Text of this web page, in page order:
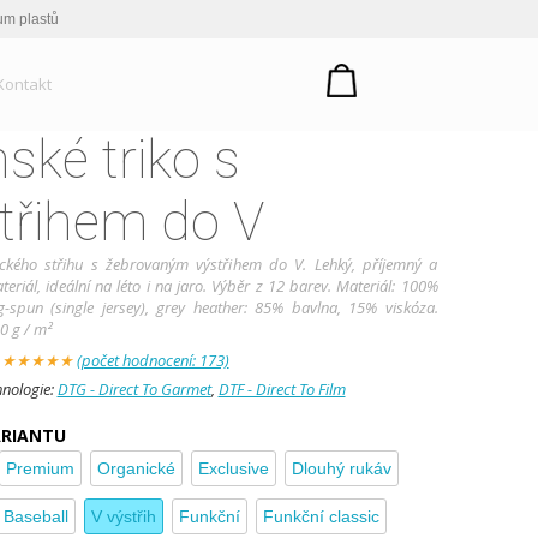
plastů
triko s
do V
střihu s žebrovaným výstřihem do V. Lehký, příjemný a
ideální na léto i na jaro. Výběr z 12 barev. Materiál: 100%
spun (single jersey), grey heather: 85% bavlna, 15% viskóza.
g / m²
★★★★★(počet hodnocení: 173)
DTG - Direct To Garmet, DTF - Direct To Film
Premium Organické Exclusive Dlouhý rukáv
Baseball V výstřih Funkční Funkční classic